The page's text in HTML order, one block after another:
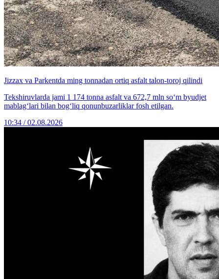
Jizzax va Parkentda ming tonnadan ortiq asfalt talon-toroj qilindi
Tekshiruvlarda jami 1 174 tonna asfalt va 672,7 mln so‘m byudjet
mablag‘lari bilan bog‘liq qonunbuzarliklar fosh etilgan.
10:34 / 02.08.2026